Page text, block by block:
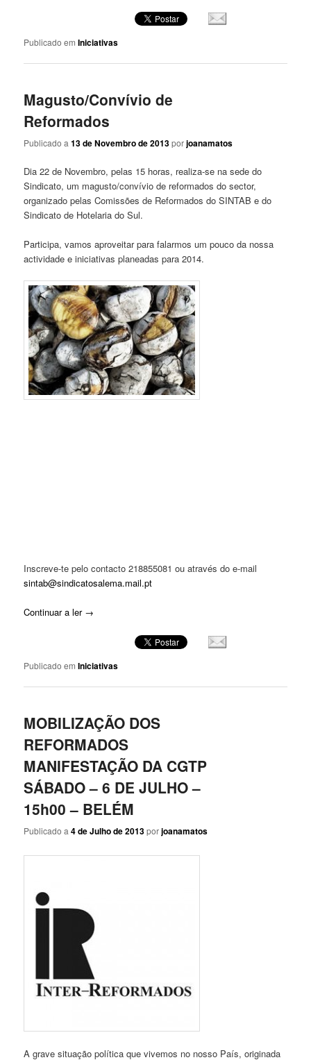
Publicado em Iniciativas
Magusto/Convívio de
Reformados
Publicado a13 de Novembro de 2013porjoanamatos
Dia 22 de Novembro, pelas 15 horas, realiza-se na sede do
Sindicato, um magusto/convívio de reformados do sector,
organizado pelas Comissões de Reformados do SINTAB e do
Sindicato de Hotelaria do Sul.
Participa, vamos aproveitar para falarmos um pouco da nossa
actividade e iniciativas planeadas para 2014.
Inscreve-te pelo contacto 218855081 ou através do e-mail
sintab@sindicatosalema.mail.pt
Continuar a ler →
Publicado em Iniciativas
MOBILIZAÇÃO DOS
REFORMADOS
MANIFESTAÇÃO DA CGTP
SÁBADO – 6 DE JULHO –
15h00 – BELÉM
Publicado a4 de Julho de 2013porjoanamatos
A grave situação política que vivemos no nosso País, originada